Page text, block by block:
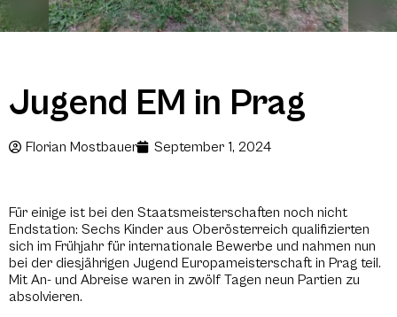
Jugend EM in Prag
Florian Mostbauer September 1, 2024
Für einige ist bei den Staatsmeisterschaften noch nicht
Endstation: Sechs Kinder aus Oberösterreich qualifizierten
sich im Frühjahr für internationale Bewerbe und nahmen nun
bei der diesjährigen Jugend Europameisterschaft in Prag teil.
Mit An- und Abreise waren in zwölf Tagen neun Partien zu
absolvieren.